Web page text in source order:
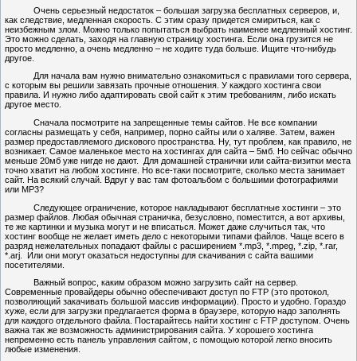
Очень серьезный недостаток – большая загрузка бесплатных серверов, и,
как следствие, медленная скорость. С этим сразу придется смириться, как с
неизбежным злом. Можно только попытаться выбрать наименее медленный хостинг.
Это можно сделать, заходя на главную страницу хостинга. Если она грузится не
просто медленно, а очень медленно – не ходите туда больше. Ищите что-нибудь
другое.
Для начала вам нужно внимательно ознакомиться с правилами того сервера,
с которым вы решили завязать прочные отношения. У каждого хостинга свои
правила. И нужно либо адаптировать свой сайт к этим требованиям, либо искать
другое место.
Сначала посмотрите на запрещенные темы сайтов. Не все компании
согласны размещать у себя, например, порно сайты или о халяве . Затем, важен
размер предоставляемого дискового пространства. Ну, тут проблем, как правило, не
возникает. Самое маленькое место на хостингах для сайта – 5мб. Но сейчас обычно
меньше 20мб уже нигде не дают.
Для домашней странички или сайта-визитки места
точно хватит на любом хостинге. Но все-таки посмотрите, сколько места занимает
сайт. На всякий случай. Вдруг у вас там фотоальбом с большими фотографиями
или МР3?
Следующее ограничение, которое накладывают бесплатные хостинги – это
размер файлов. Любая обычная страничка, безусловно, поместится, а вот архивы,
те же картинки и музыка могут и не вписаться. Может даже случиться так, что
хостинг вообще не желает иметь дело с некоторыми типами файлов. Чаще всего в
разряд нежелательных попадают файлы с расширением *.mp3, *. mpeg , *. zip , *. rar,
*. arj Или они могут оказаться недоступны для скачивания с сайта вашими
посетителями.
Важный вопрос, каким образом можно загрузить сайт на сервер.
Современные провайдеры обычно обеспечивают доступ по FTP (это протокол,
позволяющий закачивать большой массив информации). Просто и удобно. Гораздо
хуже, если для загрузки предлагается форма в браузере, которую надо заполнять
для каждого отдельного файла. Постарайтесь найти хостинг с FTP доступом. Очень
важна так же возможность администрирования сайта. У хорошего хостинга
непременно есть панель управления сайтом, с помощью которой легко вносить
любые изменения.